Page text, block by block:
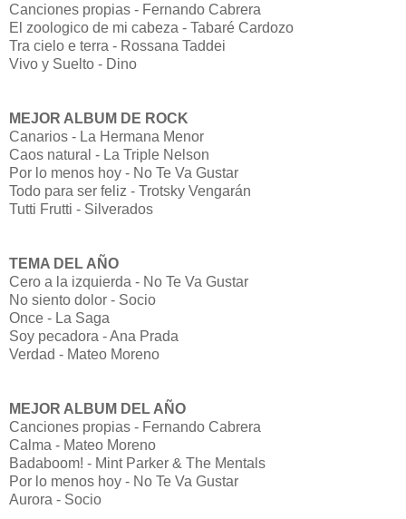
Canciones propias - Fernando Cabrera
El zoologico de mi cabeza - Tabaré Cardozo
Tra cielo e terra - Rossana Taddei
Vivo y Suelto - Dino
MEJOR ALBUM DE ROCK
Canarios - La Hermana Menor
Caos natural - La Triple Nelson
Por lo menos hoy - No Te Va Gustar
Todo para ser feliz - Trotsky Vengarán
Tutti Frutti - Silverados
TEMA DEL AÑO
Cero a la izquierda - No Te Va Gustar
No siento dolor - Socio
Once - La Saga
Soy pecadora - Ana Prada
Verdad - Mateo Moreno
MEJOR ALBUM DEL AÑO
Canciones propias - Fernando Cabrera
Calma - Mateo Moreno
Badaboom! - Mint Parker & The Mentals
Por lo menos hoy - No Te Va Gustar
Aurora - Socio